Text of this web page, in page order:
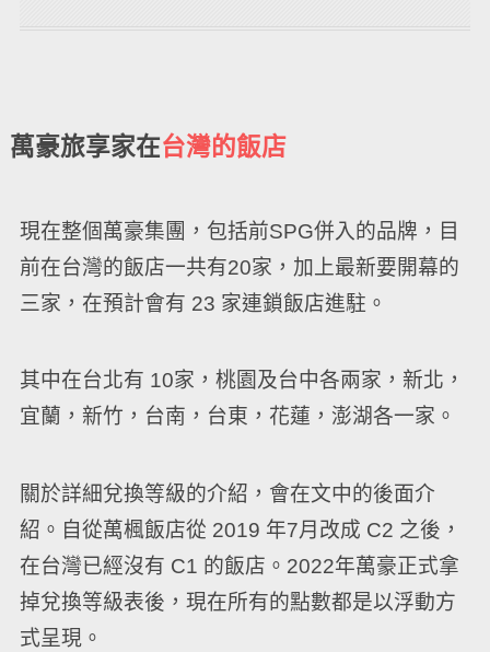
萬豪旅享家在台灣的飯店
現在整個萬豪集團，包括前SPG併入的品牌，目
前在台灣的飯店一共有20家，加上最新要開幕的
三家，在預計會有 23 家連鎖飯店進駐。
其中在台北有 10家，桃園及台中各兩家，新北，
宜蘭，新竹，台南，台東，花蓮，澎湖各一家。
關於詳細兌換等級的介紹，會在文中的後面介
紹。自從萬楓飯店從 2019 年7月改成 C2 之後，
在台灣已經沒有 C1 的飯店。2022年萬豪正式拿
掉兌換等級表後，現在所有的點數都是以浮動方
式呈現。